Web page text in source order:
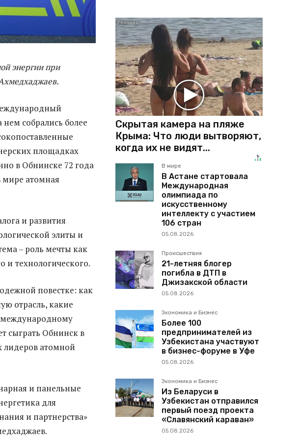
энергии при
собрались более
площадках
в Обнинске 72 года
мире атомная
и развития
элиты и
– роль мечты как
и технологического.
повестке: как
отрасль, какие
международному
сыграть Обнинск в
лидеров атомной
и панельные
для
и партнерства»
Скрытая камера на пляже
Крыма: Что люди вытворяют,
когда их не видят...
В мире
В Астане стартовала
Международная
олимпиада по
искусственному
интеллекту с участием
106 стран
05.08.2026
Происшествия
21-летняя блогер
погибла в ДТП в
Джизакской области
05.08.2026
Экономика и Бизнес
Более 100
предпринимателей из
Узбекистана участвуют
в бизнес-форуме в Уфе
05.08.2026
Экономика и Бизнес
Из Беларуси в
Узбекистан отправился
первый поезд проекта
«Славянский караван»
05.08.2026